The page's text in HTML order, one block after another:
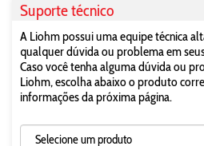
Suporte técnico
A Liohm possui uma equipe técnica
qualquer dúvida ou problema em
Caso você tenha alguma dúvida ou
Liohm, escolha abaixo o produto
informações da próxima página.